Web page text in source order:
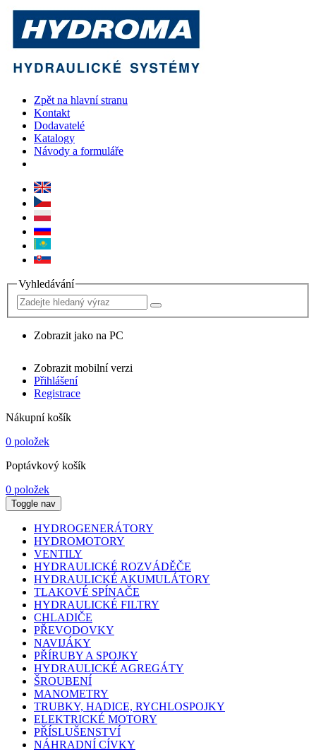
Zpět na hlavní stranu
Kontakt
Dodavatelé
Katalogy
Návody a formuláře
Vyhledávání
Zobrazit jako na PC
Zobrazit mobilní verzi
Přihlášení
Registrace
Nákupní košík
0 položek
Poptávkový košík
0 položek
Toggle nav
HYDROGENERÁTORY
HYDROMOTORY
VENTILY
HYDRAULICKÉ ROZVÁDĚČE
HYDRAULICKÉ AKUMULÁTORY
TLAKOVÉ SPÍNAČE
HYDRAULICKÉ FILTRY
CHLADIČE
PŘEVODOVKY
NAVIJÁKY
PŘÍRUBY A SPOJKY
HYDRAULICKÉ AGREGÁTY
ŠROUBENÍ
MANOMETRY
TRUBKY, HADICE, RYCHLOSPOJKY
ELEKTRICKÉ MOTORY
PŘÍSLUŠENSTVÍ
NÁHRADNÍ CÍVKY